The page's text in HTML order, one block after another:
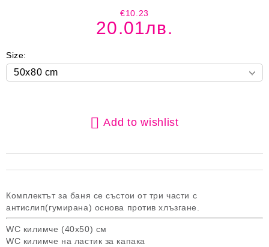
Комплектът за баня се състои от три части с
антислип(гумирана) основа против хлъзгане.
WC килимче (40x50) см
WC килимче на ластик за капака
€10.23
20.01лв.
Size:
Add to wishlist